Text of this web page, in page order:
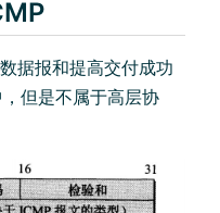
据报和提高交付成功
但是不属于高层协